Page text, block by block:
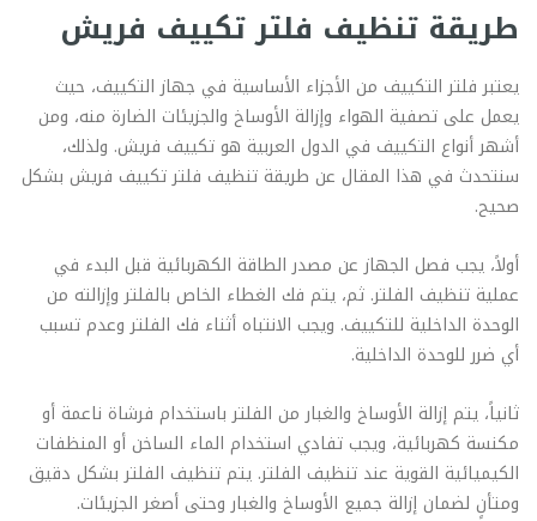
طريقة تنظيف فلتر تكييف فريش
يعتبر فلتر التكييف من الأجزاء الأساسية في جهاز التكييف، حيث
يعمل على تصفية الهواء وإزالة الأوساخ والجزيئات الضارة منه، ومن
أشهر أنواع التكييف في الدول العربية هو تكييف فريش. ولذلك،
سنتحدث في هذا المقال عن طريقة تنظيف فلتر تكييف فريش بشكل
صحيح.
أولاً، يجب فصل الجهاز عن مصدر الطاقة الكهربائية قبل البدء في
عملية تنظيف الفلتر. ثم، يتم فك الغطاء الخاص بالفلتر وإزالته من
الوحدة الداخلية للتكييف. ويجب الانتباه أثناء فك الفلتر وعدم تسبب
أي ضرر للوحدة الداخلية.
ثانياً، يتم إزالة الأوساخ والغبار من الفلتر باستخدام فرشاة ناعمة أو
مكنسة كهربائية، ويجب تفادي استخدام الماء الساخن أو المنظفات
الكيميائية القوية عند تنظيف الفلتر. يتم تنظيف الفلتر بشكل دقيق
ومتأنٍ لضمان إزالة جميع الأوساخ والغبار وحتى أصغر الجزيئات.